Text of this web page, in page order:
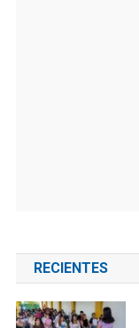
RECIENTES